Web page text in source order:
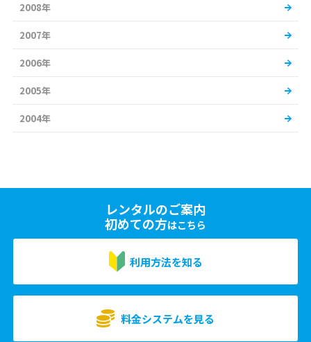
2008年
2007年
2006年
2005年
2004年
レンタルのご案内
初めての方はこちら
利用方法を知る
料金システムを見る